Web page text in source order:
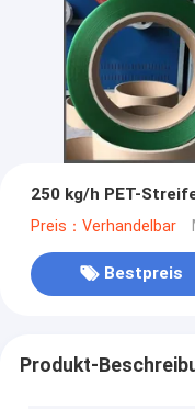
250 kg/h PET-
Preis：Verhandelbar
Bestpreis
Produkt-